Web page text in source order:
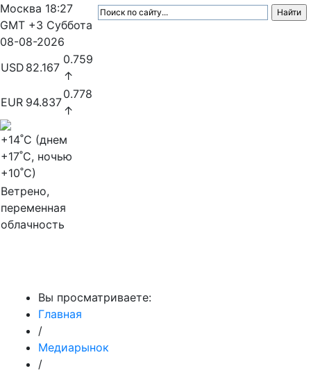
Москва 18:27
GMT +3 Суббота
08-08-2026
USD 82.167
0.759
↑
EUR 94.837
0.778
↑
+14˚C (днем
+17˚C, ночью
+10˚C)
Ветрено,
переменная
облачность
Вы просматриваете:
Главная
/
Медиарынок
/